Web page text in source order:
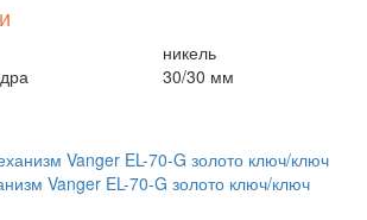
никель
30/30 мм
Vanger EL-70-G золото ключ/ключ